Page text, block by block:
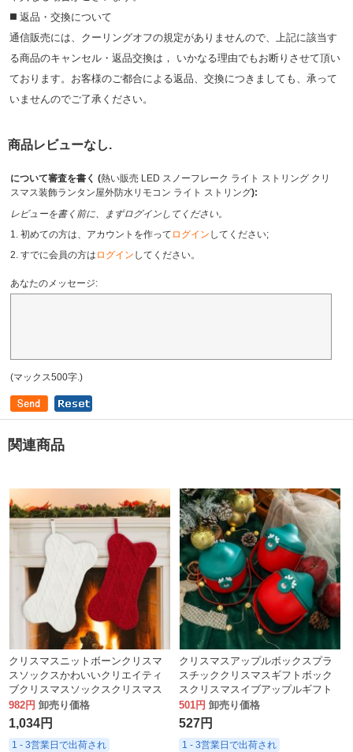
◼️ 返品・交換について
通信販売には、クーリングオフの規定がありませんので、上記に該当す
る商品のキャンセル・返品交換は， いかなる理由でもお断りさせて頂い
ております。お客様のご都合による返品、交換につきましても、承って
いませんのでご了承ください。
商品レビューなし.
について審査を書く (熱い販売 LED スノーフレーク ライト ストリング クリ
スマス装飾ランタン屋外防水リモコン ライト ストリング):
レビューを書く前に、まずログインしてください。
1. 初めての方は、アカウントを作って ログイン してください;
2. すでに会員の方は ログイン してください。
あなたのメッセージ:
(マックス500字.)
関連商品
クリスマスニットボーンクリスマ
スソックスかわいいクリエイティ
ブクリスマスソックスクリスマス
ツリーオーナメントギフトバッグ
982円 卸売り価格
1,034円
1 - 3営業日で出荷され
クリスマスアップルボックスプラ
スチッククリスマスギフトボック
スクリスマスイブアップルギフト
ボックスギフト包装ボックス空箱
501円 卸売り価格
527円
1 - 3営業日で出荷され